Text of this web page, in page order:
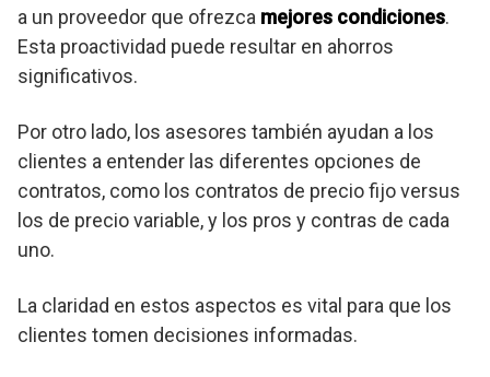
a un proveedor que ofrezca mejores condiciones.
Esta proactividad puede resultar en ahorros
significativos.
Por otro lado, los asesores también ayudan a los
clientes a entender las diferentes opciones de
contratos, como los contratos de precio fijo versus
los de precio variable, y los pros y contras de cada
uno.
La claridad en estos aspectos es vital para que los
clientes tomen decisiones informadas.